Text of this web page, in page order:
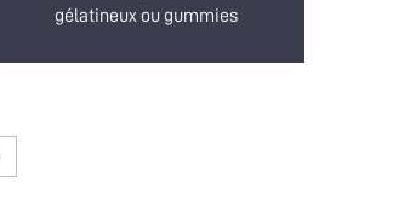
gélatineux ou gummies